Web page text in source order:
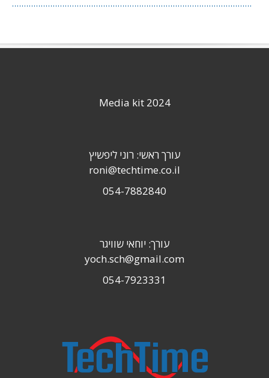
Media kit 2024
עורך ראשי: רוני ליפשיץ
roni@techtime.co.il
054-7882840
עורך: יוחאי שוויגר
yoch.sch@gmail.com
054-7923331